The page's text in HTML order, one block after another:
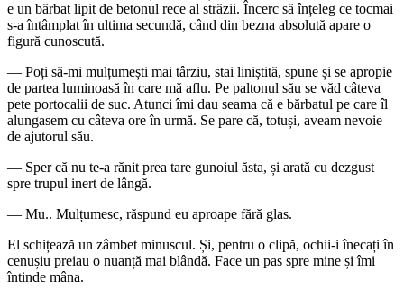
e un bărbat lipit de betonul rece al străzii. Încerc să înțeleg ce tocmai
s-a întâmplat în ultima secundă, când din bezna absolută apare o
figură cunoscută.
— Poți să-mi mulțumești mai târziu, stai liniștită, spune și se apropie
de partea luminoasă în care mă aflu. Pe paltonul său se văd câteva
pete portocalii de suc. Atunci îmi dau seama că e bărbatul pe care îl
alungasem cu câteva ore în urmă. Se pare că, totuși, aveam nevoie
de ajutorul său.
— Sper că nu te-a rănit prea tare gunoiul ăsta, și arată cu dezgust
spre trupul inert de lângă.
— Mu.. Mulțumesc, răspund eu aproape fără glas.
El schițează un zâmbet minuscul. Și, pentru o clipă, ochii-i înecați în
cenușiu preiau o nuanță mai blândă. Face un pas spre mine și îmi
întinde mâna.